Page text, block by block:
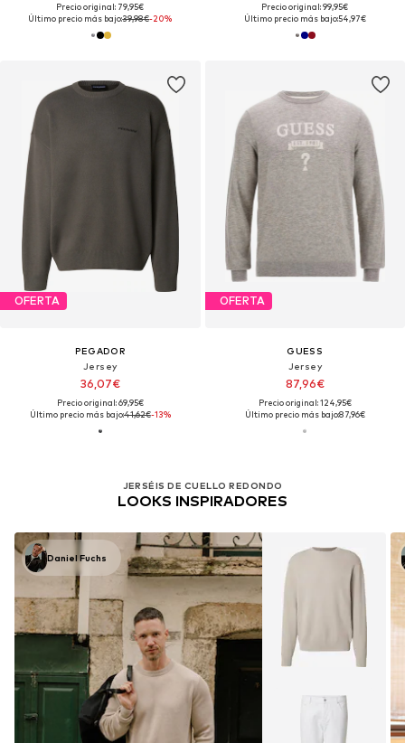
Precio original: 79,95€
Último precio más bajo:39,98€-20%
Precio original: 99,95€
Último precio más bajo:54,97€
OFERTA
PEGADOR
Jersey
36,07€
Precio original: 69,95€
Último precio más bajo:41,62€-13%
JERSÉIS DE CUELLO REDONDO
LOOKS INSPIRADORES
Daniel Fuchs
OFERTA
GUESS
Jersey
87,96€
Precio original: 124,95€
Último precio más bajo:87,96€